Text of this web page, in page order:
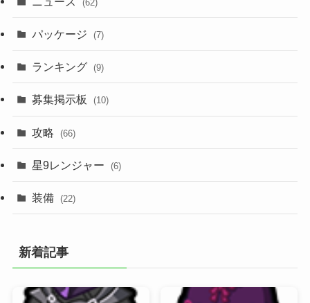
(62)
パッケージ (7)
ランキング (9)
募集掲示板 (10)
攻略 (66)
星9レンジャー (6)
装備 (22)
新着記事